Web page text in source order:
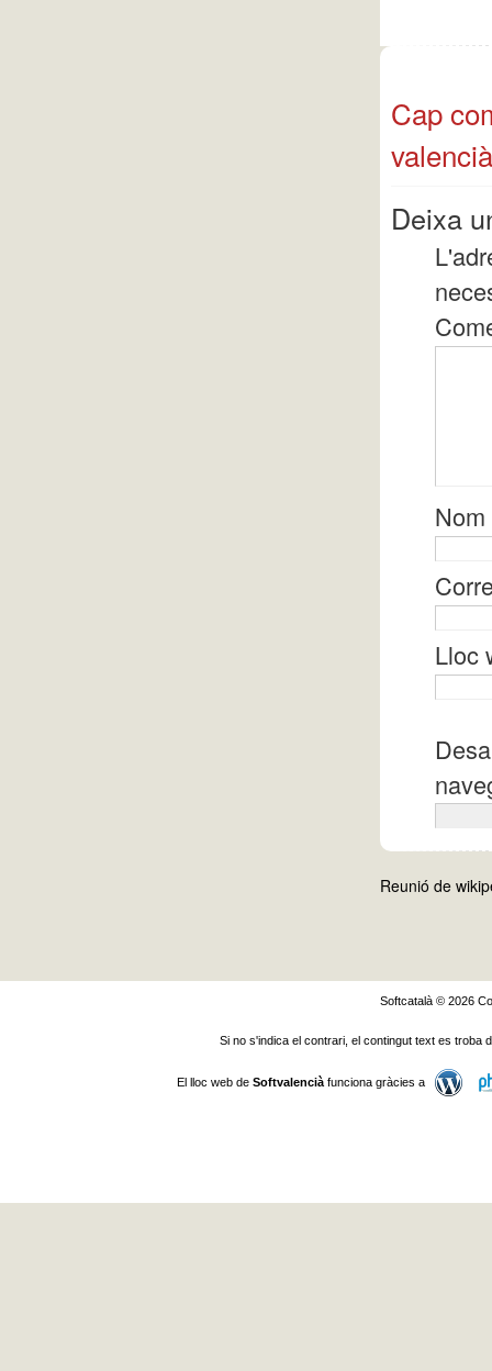
Cap
Deixa
Nom
Lloc
Reunió de
Softcatalà © 2026
Si no s'indica el contrari, el contingut text es troba
El lloc web de Softvalenciàfunciona gràcies a